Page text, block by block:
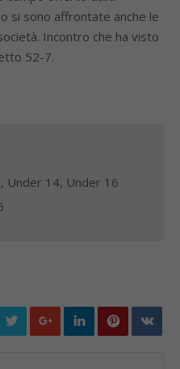
si sono affrontate anche le
Incontro che ha visto
52-7.
, Under 14, Under 16